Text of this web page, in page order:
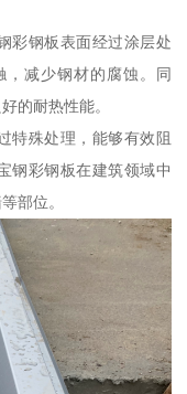
彩钢板表面经过涂层处
减少钢材的腐蚀。同
的耐热性能。
特殊处理，能够有效阻
钢彩钢板在建筑领域中
部位。